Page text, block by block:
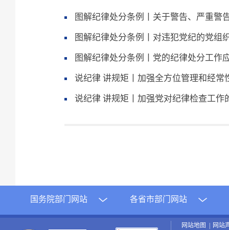
图解纪律处分条例丨关于警告、严重警
图解纪律处分条例丨对违犯党纪的党组
图解纪律处分条例丨党的纪律处分工作
说纪律 讲规矩丨加强全方位管理和经常
说纪律 讲规矩丨加强党对纪律检查工作
国务院部门网站 各省市部门网站
网站地图 | 网站